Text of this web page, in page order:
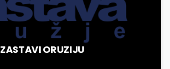
ORUZIJU